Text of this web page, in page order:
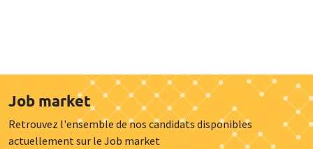
Job market
Retrouvez l'ensemble de nos candidats disponibles
actuellement sur le Job market